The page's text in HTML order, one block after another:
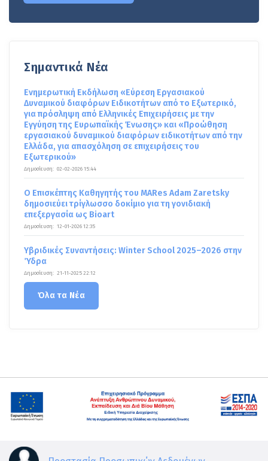
Σημαντικά Νέα
Ενημερωτική Εκδήλωση «Εύρεση Εργασιακού
Δυναμικού διαφόρων Ειδικοτήτων από το Εξωτερικό,
για πρόσληψη από Ελληνικές Επιχειρήσεις με την
Εγγύηση της Ευρωπαϊκής Ένωσης» και «Προώθηση
εργασιακού δυναμικού διαφόρων ειδικοτήτων από την
Ελλάδα, για απασχόληση σε επιχειρήσεις του
Εξωτερικού»
Δημοσίευση: 02-02-2026 15:44
Ο Επισκέπτης Καθηγητής του MARes Adam Zaretsky
δημοσιεύει τρίγλωσσο δοκίμιο για τη γονιδιακή
επεξεργασία ως Bioart
Δημοσίευση: 12-01-2026 12:35
Υβριδικές Συναντήσεις: Winter School 2025–2026 στην
Ύδρα
Δημοσίευση: 21-11-2025 22:12
Όλα τα Νέα